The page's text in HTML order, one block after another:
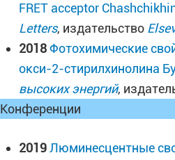
FRET acceptor
Letters, издательство
2018Фотохимические
окси-2-стирилхинолина
высоких энергий,
Конференции
2019Люминесцентные